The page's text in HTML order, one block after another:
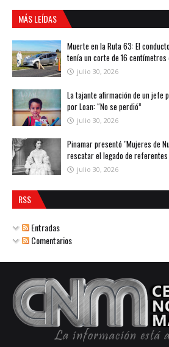
MÁS LEÍDAS
Muerte en la Ruta 63: El
tenía un corte de 16 centímetros
julio 30, 2026
La tajante afirmación de un jefe
por Loan: “No se perdió”
julio 30, 2026
Pinamar presentó "Mujeres de
rescatar el legado de
julio 30, 2026
RSS
Entradas
Comentarios